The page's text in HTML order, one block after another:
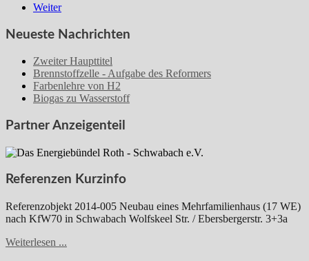
Weiter
Neueste Nachrichten
Zweiter Haupttitel
Brennstoffzelle - Aufgabe des Reformers
Farbenlehre von H2
Biogas zu Wasserstoff
Partner Anzeigenteil
Referenzen Kurzinfo
Referenzobjekt 2014-005 Neubau eines Mehrfamilienhaus (17 WE)
nach KfW70 in Schwabach Wolfskeel Str. / Ebersbergerstr. 3+3a
Weiterlesen ...